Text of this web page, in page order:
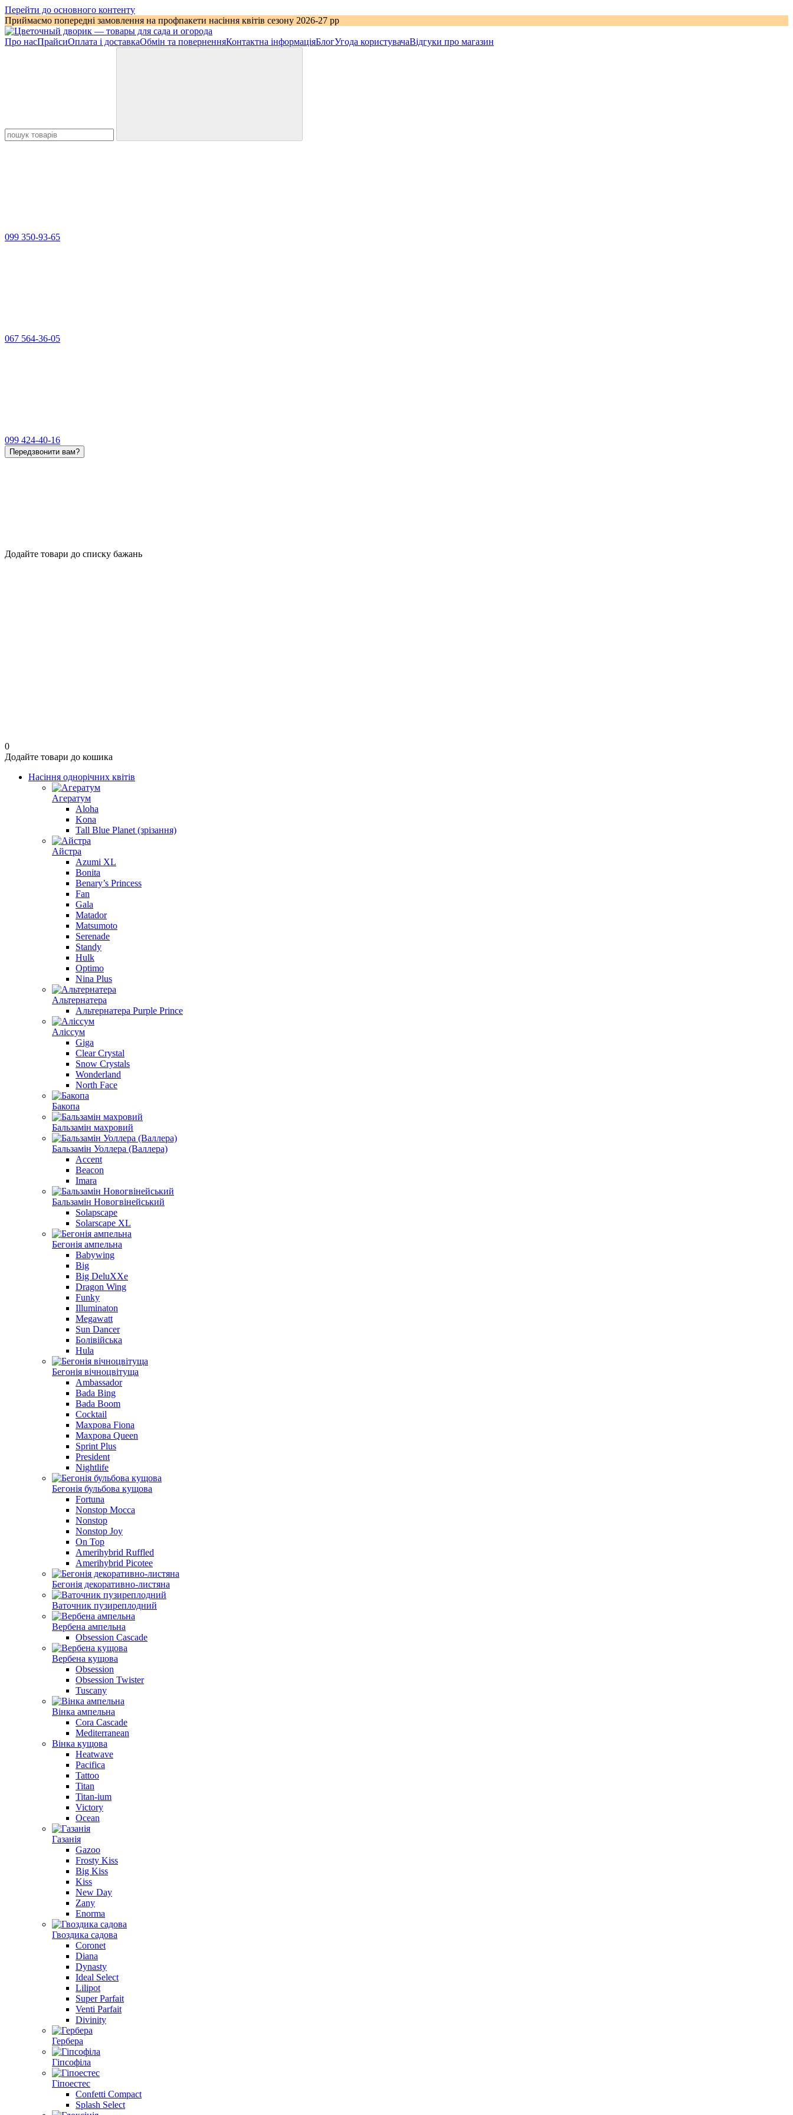
Перейти до основного контенту
Приймаємо попередні замовлення на профпакети насіння квітів сезону 2026-27 рр
Про насПрайсиОплата і доставкаОбмін та поверненняКонтактна інформаціяБлогУгода користувачаВідгуки про магазин
099 350-93-65
067 564-36-05
099 424-40-16
Передзвонити вам?
Додайте товари до списку бажань
0
Додайте товари до кошика
Насіння однорічних квітів
Агератум
Aloha
Kona
Tall Blue Planet (зрізання)
Айстра
Azumi XL
Bonita
Benary’s Princess
Fan
Gala
Matador
Matsumoto
Serenade
Standy
Hulk
Optimo
Nina Plus
Альтернатера
Альтернатера Purple Prince
Алiссум
Giga
Clear Crystal
Snow Crystals
Wonderland
North Face
Бакопа
Бальзамiн махровий
Бальзамiн Уоллера (Валлера)
Accent
Beacon
Imara
Бальзамін Новогвінейський
Solapscape
Solarscape XL
Бегонiя ампельна
Babywing
Big
Big DeluXXe
Dragon Wing
Funky
Illuminaton
Megawatt
Sun Dancer
Болівійська
Hula
Бегонiя вiчноцвiтуща
Ambassador
Bada Bing
Bada Boom
Cocktail
Махрова Fiona
Махрова Queen
Sprint Plus
President
Nightlife
Бегонія бульбова кущова
Fortuna
Nonstop Mocca
Nonstop
Nonstop Joy
On Top
Amerihybrid Ruffled
Amerihybrid Picotee
Бегонія декоративно-листяна
Ваточник пузиреплодний
Вербена ампельна
Obsession Cascade
Вербена кущова
Obsession
Obsession Twister
Tuscany
Вінка ампельна
Cora Cascade
Mediterranean
Вінка кущова
Heatwave
Pacifica
Tattoo
Titan
Titan-ium
Victory
Ocean
Газанiя
Gazoo
Frosty Kiss
Big Kiss
Kiss
New Day
Zany
Enorma
Гвоздика садова
Coronet
Diana
Dynasty
Ideal Select
Lilipot
Super Parfait
Venti Parfait
Divinity
Гербера
Гiпсофiла
Гіпоестес
Confetti Compact
Splash Select